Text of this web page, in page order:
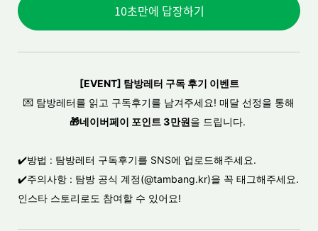
10초만에 답장하기
[EVENT] 탐방레터 구독 후기 이벤트
💌 탐방레터를 읽고 구독후기를 남겨주세요! 매달 선정을 통해
🎁네이버페이 포인트 3만원을 드립니다.
✔️방법 : 탐방레터 구독후기를 SNS에 업로드해주세요.
✔️주의사항 : 탐방 공식 계정(@tambang.kr)을 꼭 태그해주세요.
인스타 스토리로도 참여할 수 있어요!